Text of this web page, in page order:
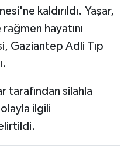
kaldırıldı. Yaşar,
hayatını
Gaziantep Adli Tıp
tarafından silahla
ilgili